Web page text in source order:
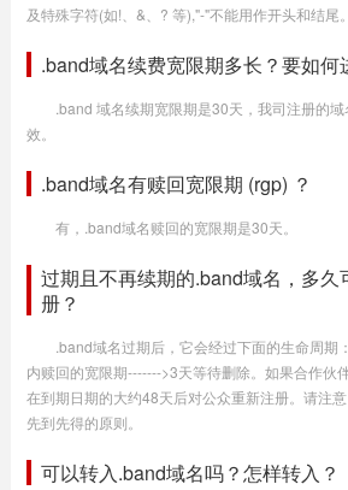
及特殊字符(如!、&、? 等),"-"不能用作开头和结尾。
.band域名续费宽限期多长？要如何
.band 域名续期宽限期是30天，我司注册的
效。
.band域名有赎回宽限期 (rgp) ？
有，.band域名赎回的宽限期是30天。
过期且不再续期的.band域名，多久
册？
.band域名过期后，它会经过下面的生命周期
内赎回的宽限期------->3天等待删除。如果合作伙
在到期日期的大约48天后对公众重新注册。请注
先到先得的原则。
可以转入.band域名吗？怎样转入？